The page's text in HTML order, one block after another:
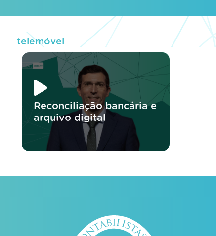
telemóvel
Reconciliação bancária e
arquivo digital